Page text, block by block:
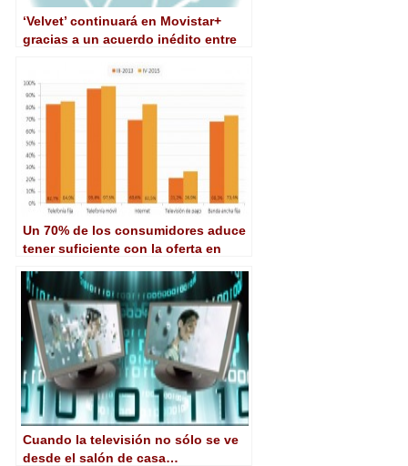
‘Velvet’ continuará en Movistar+
gracias a un acuerdo inédito entre
Un 70% de los consumidores aduce
tener suficiente con la oferta en
de pago
Cuando la televisión no sólo se ve
desde el salón de casa…